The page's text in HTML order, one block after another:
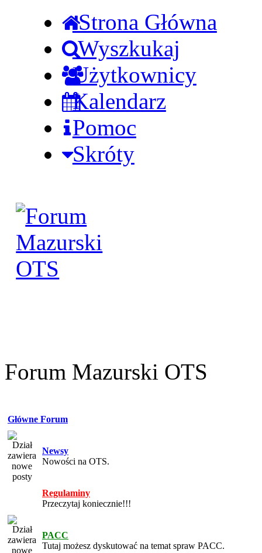
Strona Główna
Wyszkukaj
Użytkownicy
Kalendarz
Pomoc
Skróty
Forum Mazurski OTS
Główne Forum
Newsy
Nowości na OTS.
Regulaminy
Przeczytaj koniecznie!!!
PACC
Tutaj możesz dyskutować na temat spraw PACC.